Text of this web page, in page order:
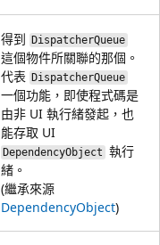
得到 DispatcherQueue
這個物件所關聯的那個。
代表 DispatcherQueue
一個功能，即使程式碼是
由非 UI 執行緒發起，也
能存取 UI
DependencyObject 執行
緒。
(繼承來源
DependencyObject)